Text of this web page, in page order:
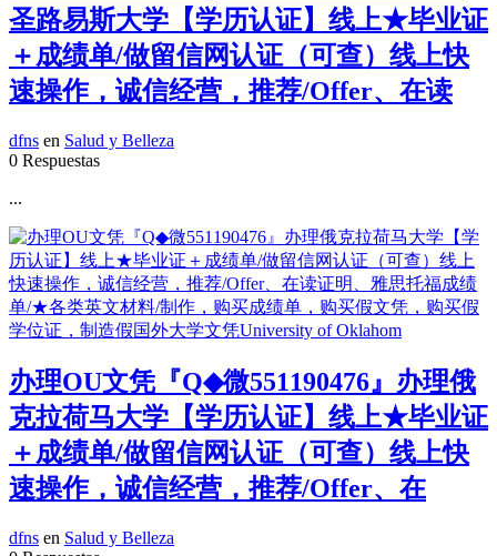
圣路易斯大学【学历认证】线上★毕业证
＋成绩单/做留信网认证（可查）线上快
速操作，诚信经营，推荐/Offer、在读
dfns en Salud y Belleza
0 Respuestas
...
办理OU文凭『Q◆微551190476』办理俄
克拉荷马大学【学历认证】线上★毕业证
＋成绩单/做留信网认证（可查）线上快
速操作，诚信经营，推荐/Offer、在
dfns en Salud y Belleza